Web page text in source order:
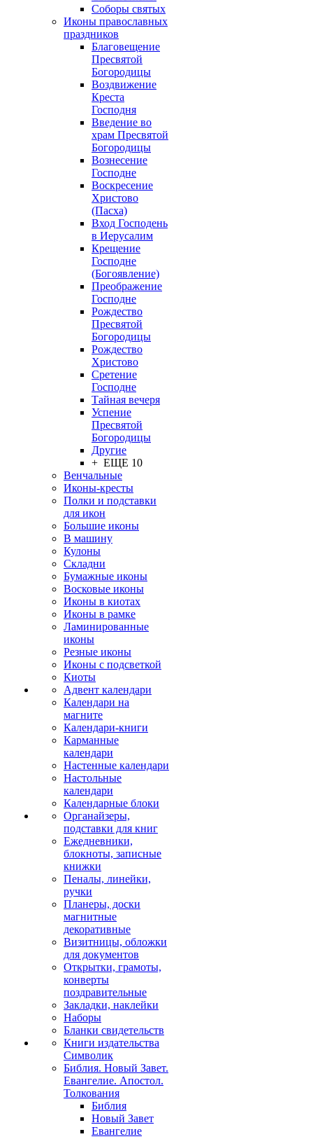
Соборы святых
Иконы православных
праздников
Благовещение
Пресвятой
Богородицы
Воздвижение
Креста
Господня
Введение во
храм Пресвятой
Богородицы
Вознесение
Господне
Воскресение
Христово
(Пасха)
Вход Господень
в Иерусалим
Крещение
Господне
(Богоявление)
Преображение
Господне
Рождество
Пресвятой
Богородицы
Рождество
Христово
Сретение
Господне
Тайная вечеря
Успение
Пресвятой
Богородицы
Другие
+ ЕЩЕ 10
Венчальные
Иконы-кресты
Полки и подставки
для икон
Большие иконы
В машину
Кулоны
Складни
Бумажные иконы
Восковые иконы
Иконы в киотах
Иконы в рамке
Ламинированные
иконы
Резные иконы
Иконы с подсветкой
Киоты
Адвент календари
Календари на
магните
Календари-книги
Карманные
календари
Настенные календари
Настольные
календари
Календарные блоки
Органайзеры,
подставки для книг
Ежедневники,
блокноты, записные
книжки
Пеналы, линейки,
ручки
Планеры, доски
магнитные
декоративные
Визитницы, обложки
для документов
Открытки, грамоты,
конверты
поздравительные
Закладки, наклейки
Наборы
Бланки свидетельств
Книги издательства
Символик
Библия. Новый Завет.
Евангелие. Апостол.
Толкования
Библия
Новый Завет
Евангелие